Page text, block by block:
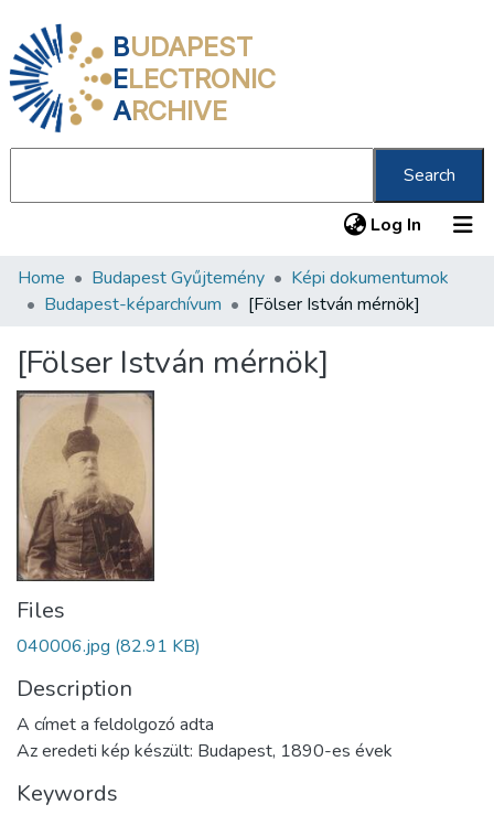
BUDAPEST
ELECTRONIC
ARCHIVE
Search
Log In (current)
Communities & Collections
Statistics
About us
Home Budapest Gyűjtemény
Képi dokumentumok
Budapest-képarchívum
[Fölser István mérnök]
[Fölser István mérnök]
Files
040006.jpg (82.91 KB)
Description
A címet a feldolgozó adta
Az eredeti kép készült: Budapest, 1890-es évek
Keywords